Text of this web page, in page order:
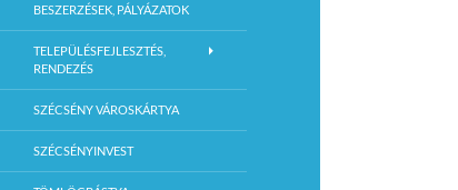
BESZERZÉSEK, PÁLYÁZATOK
TELEPÜLÉSFEJLESZTÉS,
RENDEZÉS
SZÉCSÉNY VÁROSKÁRTYA
SZÉCSÉNYINVEST